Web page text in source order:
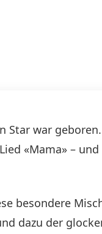
war
«Mama» –
besondere
dazu der